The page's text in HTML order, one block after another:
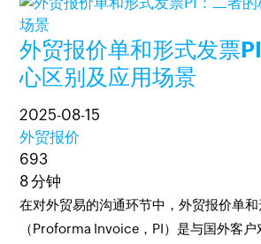
外贸报价单和形式发票
心区别及应用场景
2025-08-15
外贸报价
693
8 分钟
在对外贸易的沟通环节中，外贸报价单
（Proforma Invoice，PI）是与国外客